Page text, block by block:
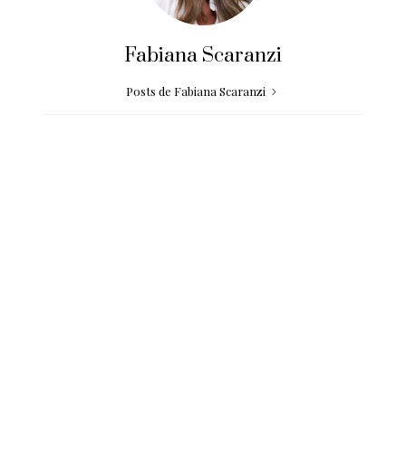
Fabiana Scaranzi
Posts de Fabiana Scaranzi